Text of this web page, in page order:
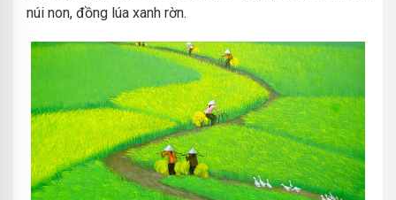
núi non, đồng lúa xanh rờn.